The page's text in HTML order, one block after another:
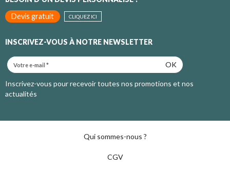
Devis gratuit
CLIQUEZ ICI
INSCRIVEZ-VOUS À NOTRE NEWSLETTER
OK
Inscrivez-vous pour recevoir toutes nos promotions et nos
actualités
Qui sommes-nous ?
CGV